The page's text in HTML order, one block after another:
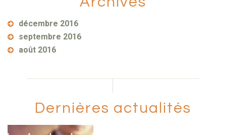
décembre 2016
septembre 2016
août 2016
Dernières actualités